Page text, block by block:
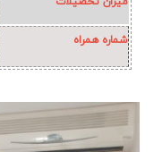
شماره همراه